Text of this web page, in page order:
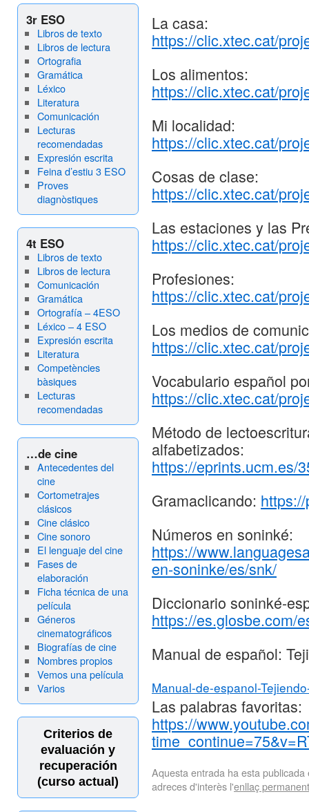
3r ESO
Libros de texto
Libros de lectura
Ortografia
Gramática
Léxico
Literatura
Comunicación
Lecturas
recomendadas
Expresión escrita
Feina d’estiu 3 ESO
Proves
diagnòstiques
4t ESO
Libros de texto
Libros de lectura
Comunicación
Gramática
Ortografía – 4ESO
Léxico – 4 ESO
Expresión escrita
Literatura
Competències
bàsiques
Lecturas
recomendadas
…de cine
Antecedentes del
cine
Cortometrajes
clásicos
Cine clásico
Cine sonoro
El lenguaje del cine
Fases de
elaboración
Ficha técnica de una
película
Géneros
cinematográficos
Biografías de cine
Nombres propios
Vemos una película
Varios
Criterios de
evaluación y
recuperación
(curso actual)
La casa:
https://clic.xtec.cat/
Los alimentos:
https://clic.xtec.cat/
Mi localidad:
https://clic.xtec.cat/
Cosas de clase:
https://clic.xtec.cat/
Las estaciones y las
https://clic.xtec.cat/
Profesiones:
https://clic.xtec.cat/
Los medios de
https://clic.xtec.cat/
Vocabulario español
https://clic.xtec.cat/
Método de
alfabetizados:
https://eprints.ucm.es/
Gramaclicando:
Números en soninké:
https://
en-soninke/es/snk/
Diccionario soninké-
https://es.glosbe.com/
Manual de español:
Manual-de-espanol-
Las palabras favoritas:
https://
Aquesta entrada ha esta
adreces d'interès l'enllaç permanent